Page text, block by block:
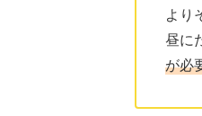
より
昼に
が必